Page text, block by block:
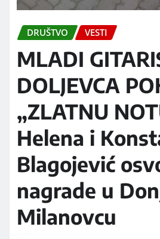
DRUŠTVO VESTI
MLADI
DOLJEVCA
„ZLATNU
Helena i
Blagojević
nagrade u
Milanovcu